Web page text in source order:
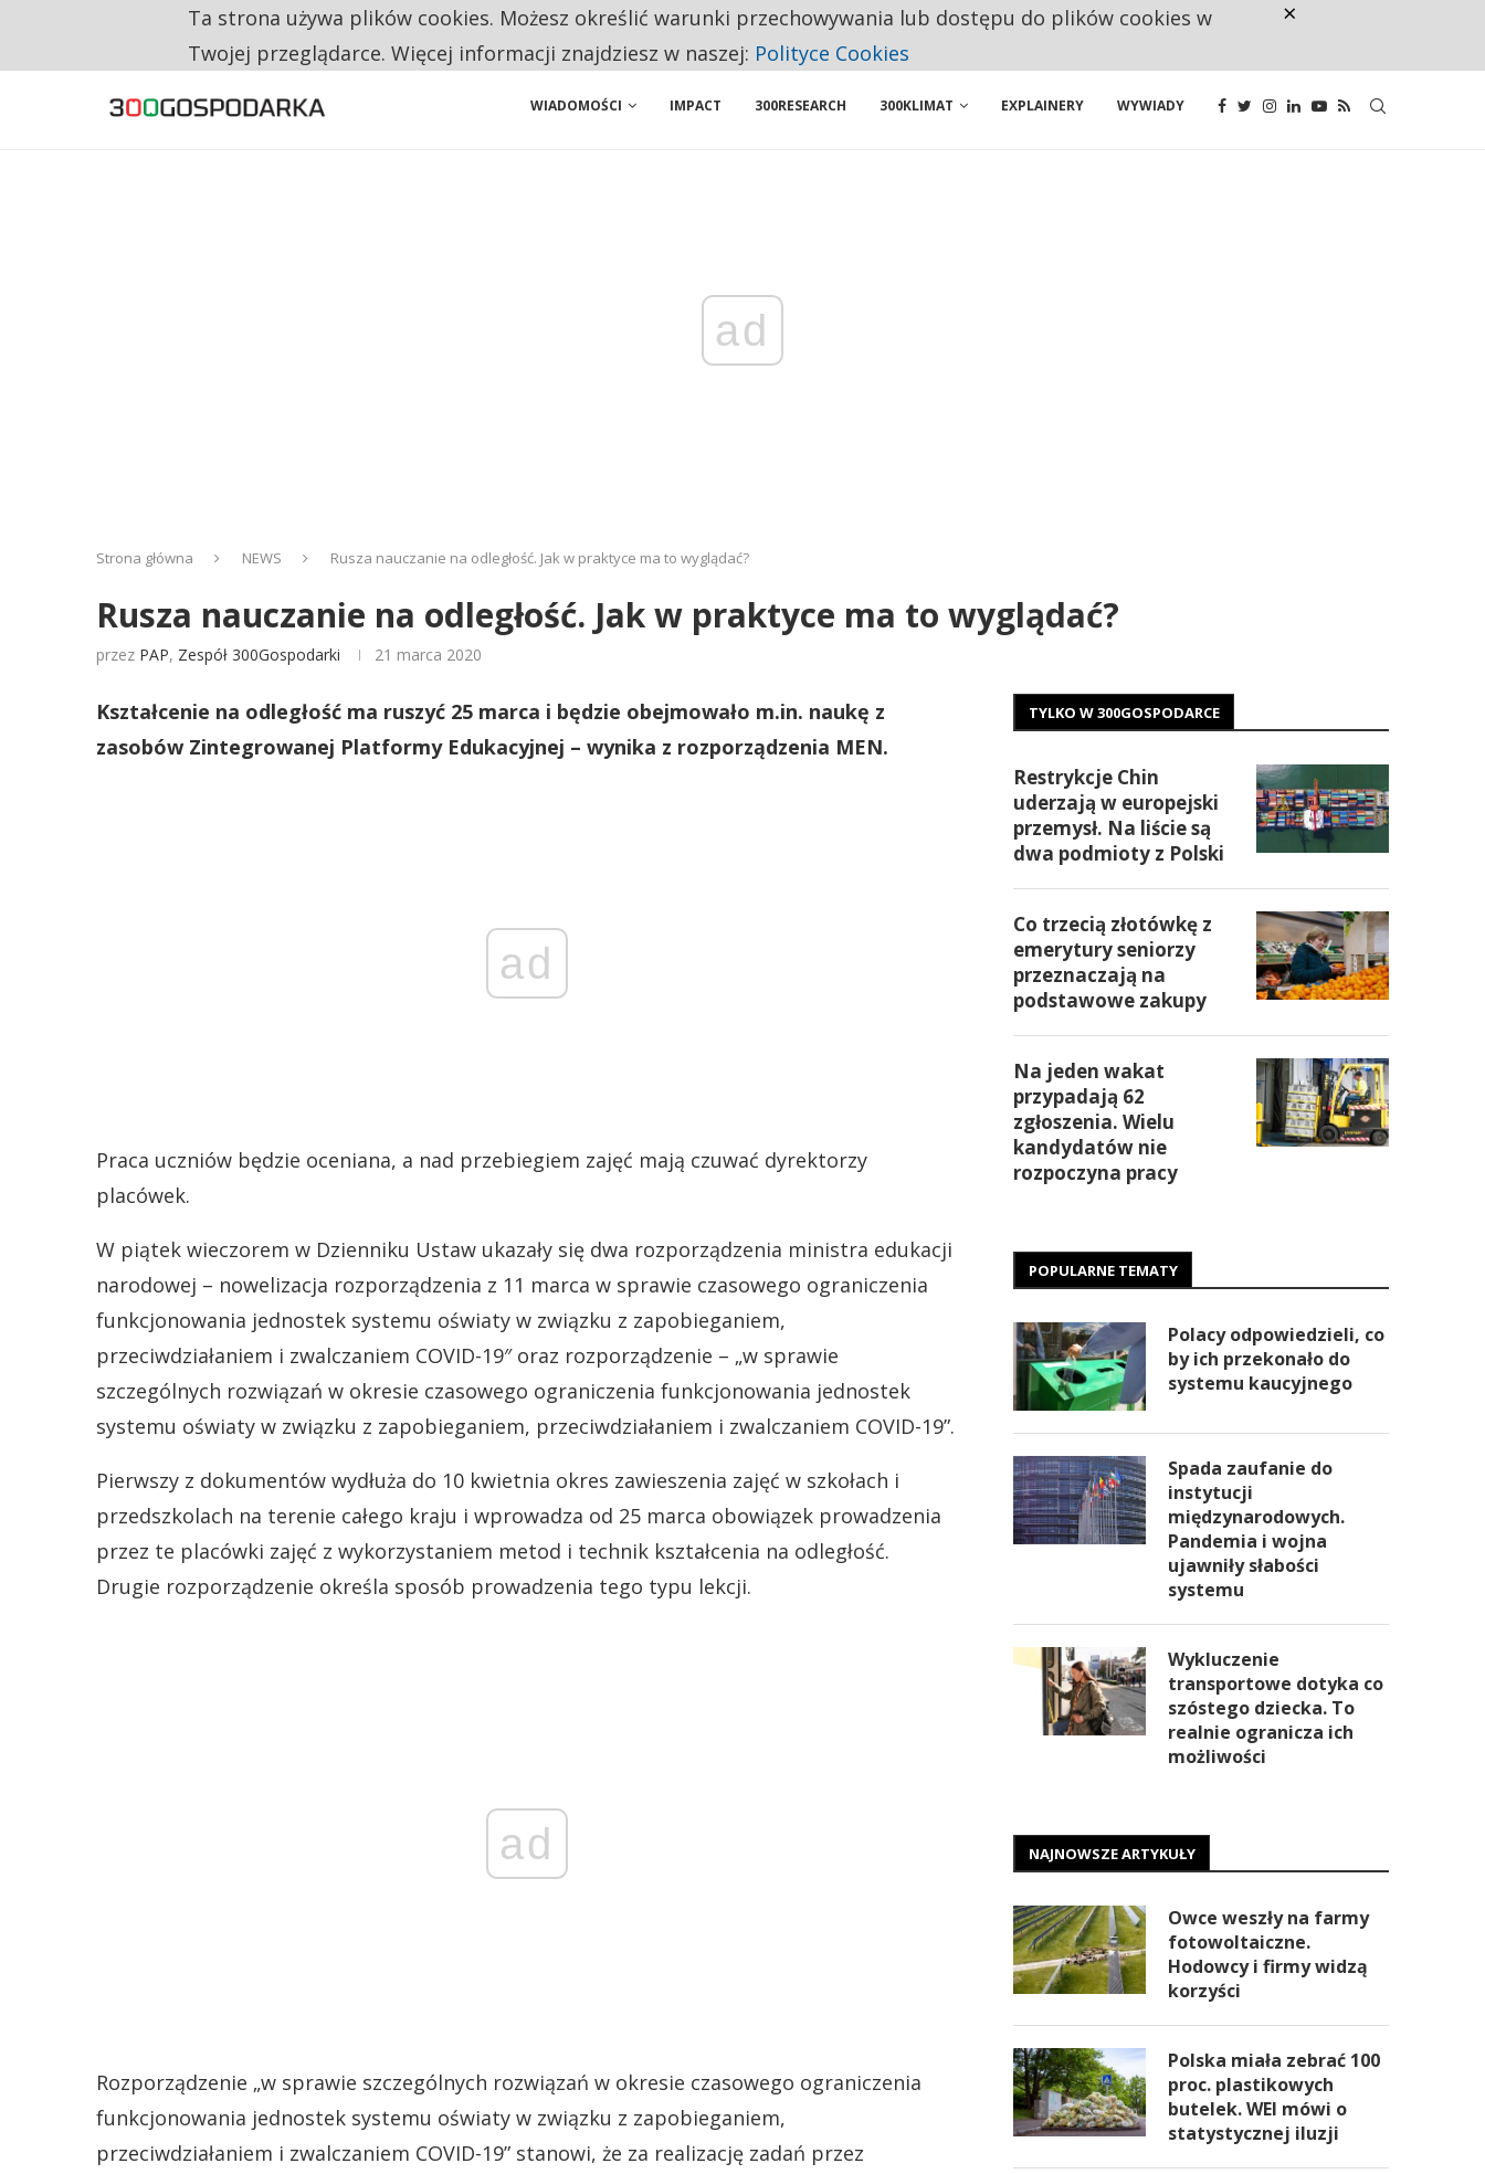
NA JEDEN WAKAT PRZYPADAJĄ 62 ZGŁOSZENIA. WIELU KANDYDATÓW NIE ROZPOCZYNA PRACY
WIADOMOŚCI IMPACT 300RESEARCH 300KLIMAT EXPLAINERY WYWIADY
ad
Strona główna NEWS Rusza nauczanie na odległość. Jak w praktyce ma to wyglądać?
Rusza nauczanie na odległość. Jak w praktyce ma to wyglądać?
przez PAP, Zespół 300Gospodarki 21 marca 2020
Kształcenie na odległość ma ruszyć 25 marca i będzie obejmowało m.in. naukę z
zasobów Zintegrowanej Platformy Edukacyjnej – wynika z rozporządzenia MEN.
ad
Praca uczniów będzie oceniana, a nad przebiegiem zajęć mają czuwać dyrektorzy
placówek.
W piątek wieczorem w Dzienniku Ustaw ukazały się dwa rozporządzenia ministra edukacji
narodowej – nowelizacja rozporządzenia z 11 marca w sprawie czasowego ograniczenia
funkcjonowania jednostek systemu oświaty w związku z zapobieganiem,
przeciwdziałaniem i zwalczaniem COVID-19″ oraz rozporządzenie – „w sprawie
szczególnych rozwiązań w okresie czasowego ograniczenia funkcjonowania jednostek
systemu oświaty w związku z zapobieganiem, przeciwdziałaniem i zwalczaniem COVID-19”.
Pierwszy z dokumentów wydłuża do 10 kwietnia okres zawieszenia zajęć w szkołach i
przedszkolach na terenie całego kraju i wprowadza od 25 marca obowiązek prowadzenia
przez te placówki zajęć z wykorzystaniem metod i technik kształcenia na odległość.
Drugie rozporządzenie określa sposób prowadzenia tego typu lekcji.
ad
Rozporządzenie „w sprawie szczególnych rozwiązań w okresie czasowego ograniczenia
funkcjonowania jednostek systemu oświaty w związku z zapobieganiem,
przeciwdziałaniem i zwalczaniem COVID-19” stanowi, że za realizację zadań przez
TYLKO W 300GOSPODARCE
Restrykcje Chin
uderzają w europejski
przemysł. Na liście są
dwa podmioty z Polski
Co trzecią złotówkę z
emerytury seniorzy
przeznaczają na
podstawowe zakupy
Na jeden wakat
przypadają 62
zgłoszenia. Wielu
kandydatów nie
rozpoczyna pracy
POPULARNE TEMATY
Polacy odpowiedzieli, co
by ich przekonało do
systemu kaucyjnego
Spada zaufanie do
instytucji
międzynarodowych.
Pandemia i wojna
ujawniły słabości
systemu
Wykluczenie
transportowe dotyka co
szóstego dziecka. To
realnie ogranicza ich
możliwości
NAJNOWSZE ARTYKUŁY
Owce weszły na farmy
fotowoltaiczne.
Hodowcy i firmy widzą
korzyści
Polska miała zebrać 100
proc. plastikowych
butelek. WEI mówi o
statystycznej iluzji
Ta strona używa plików cookies. Możesz określić warunki przechowywania lub dostępu do plików cookies w
Twojej przeglądarce. Więcej informacji znajdziesz w naszej: Polityce Cookies
×